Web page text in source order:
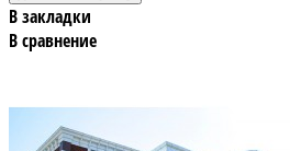
В закладки
В сравнение